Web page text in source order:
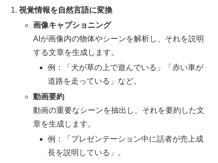
視覚情報を自然言語に変換
画像キャプショニング
AIが画像内の物体やシーンを解析し、それを説明
する文章を生成します。
例：「犬が草の上で遊んでいる」「赤い車が
道路を走っている」など。
動画要約
動画の重要なシーンを抽出し、それを要約した文
章を生成します。
例：「プレゼンテーション中に話者が売上成
長を説明している」。